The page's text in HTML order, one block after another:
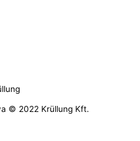
© 2022 Krüllung Kft.